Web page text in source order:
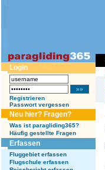
Login
Registrieren
Passwort vergessen
Neu hier? Fragen?
Was ist paragliding365?
Häufig gestellte Fragen
Erfassen
Fluggebiet erfassen
Flugschule erfassen